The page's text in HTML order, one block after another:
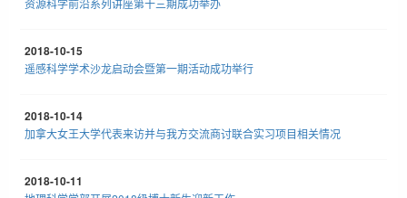
资源科学前沿系列讲座第十三期成功举办
2018-10-15
遥感科学学术沙龙启动会暨第一期活动成功举行
2018-10-14
加拿大女王大学代表来访并与我方交流商讨联合实习项目相关情况
2018-10-11